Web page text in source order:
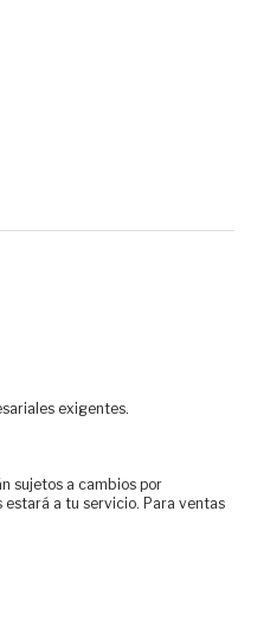
exigentes.
sujetos a cambios por
a tu servicio. Para ventas